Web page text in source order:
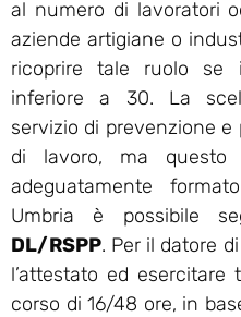
al numero di lavoratori
aziende artigiane o
ricoprire tale ruolo
inferiore a 30. La
servizio di prevenzione
di lavoro, ma questo
adeguatamente
Umbria è possibile
DL/RSPP. Per il datore
l’attestato ed
corso di 16/48 ore, in